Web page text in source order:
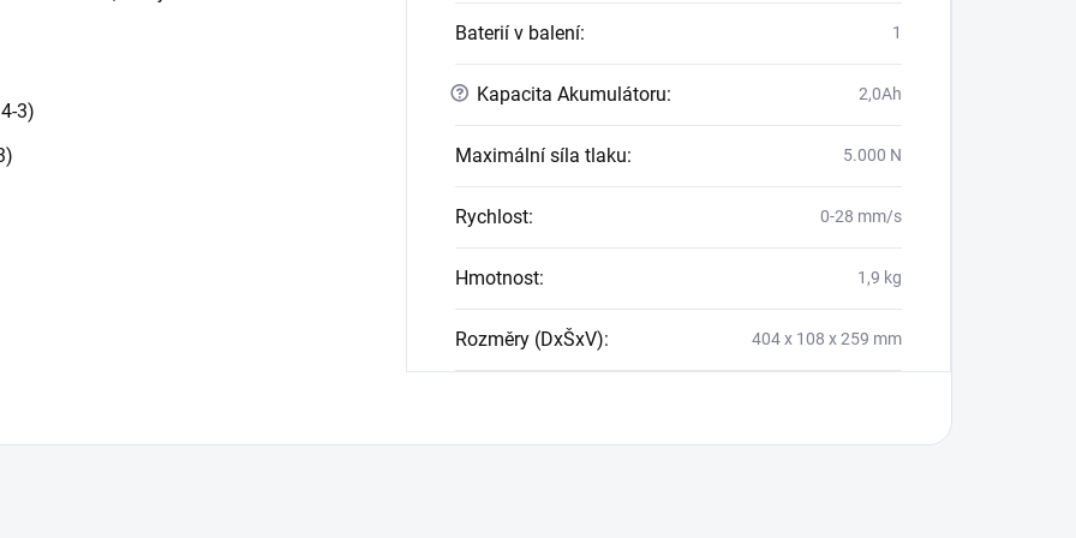
3)
Baterií v balení: 1
? Kapacita Akumulátoru: 2,0Ah
Maximální síla tlaku: 5.000 N
Rychlost: 0-28 mm/s
Hmotnost: 1,9 kg
Rozměry (DxŠxV): 404 x 108 x 259 mm